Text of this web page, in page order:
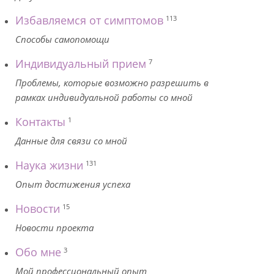
Избавляемся от симптомов 113
Способы самопомощи
Индивидуальный прием 7
Проблемы, которые возможно разрешить в
рамках индивидуальной работы со мной
Контакты 1
Данные для связи со мной
Наука жизни 131
Опыт достижения успеха
Новости 15
Новости проекта
Обо мне 3
Мой профессиональный опыт